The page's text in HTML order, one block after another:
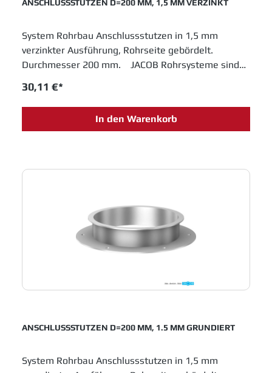
ANSCHLUSSSTUTZEN D=200 MM, 1,5 MM VERZINKT
System Rohrbau Anschlussstutzen in 1,5 mm
verzinkter Ausführung, Rohrseite gebördelt.
Durchmesser 200 mm. JACOB Rohrsysteme sind
Lösungen für das Schüttguthandling sowie
Entstaubungs- und Abluftanlagen. Einfache
Montage und innovative Entwicklungen sichern
Laufrohre einsetzen.
30,11 €*
In den Warenkorb
ANSCHLUSSSTUTZEN D=200 MM, 1.5 MM GRUNDIERT
System Rohrbau Anschlussstutzen in 1,5 mm